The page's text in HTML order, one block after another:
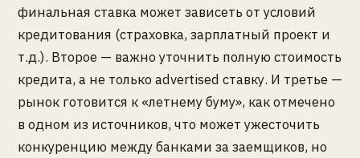
финальная ставка может зависеть от условий
кредитования (страховка, зарплатный проект и
т.д.). Второе — важно уточнить полную стоимость
кредита, а не только advertised ставку. И третье —
рынок готовится к «летнему буму», как отмечено
в одном из источников, что может ужесточить
конкуренцию между банками за заемщиков, но